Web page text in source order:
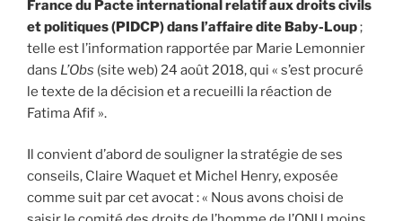
France du Pacte international relatif aux droits civils
et politiques (PIDCP) dans l’affaire dite Baby-Loup;
telle est l’information rapportée par Marie Lemonnier
dans L’Obs (site web) 24 août 2018, qui « s’est procuré
le texte de la décision et a recueilli la réaction de
Fatima Afif ».
Il convient d’abord de souligner la stratégie de ses
conseils, Claire Waquet et Michel Henry, exposée
comme suit par cet avocat : « Nous avons choisi de